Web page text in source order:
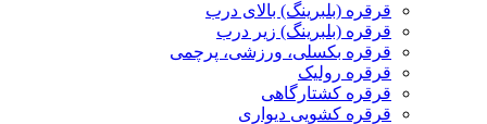
قرقره (بلبرینگ) بالای درب
قرقره (بلبرینگ) زیر درب
قرقره بکسلی، ورزشی، پرچمی
قرقره رولیک
قرقره کشتارگاهی
قرقره کشویی دیواری